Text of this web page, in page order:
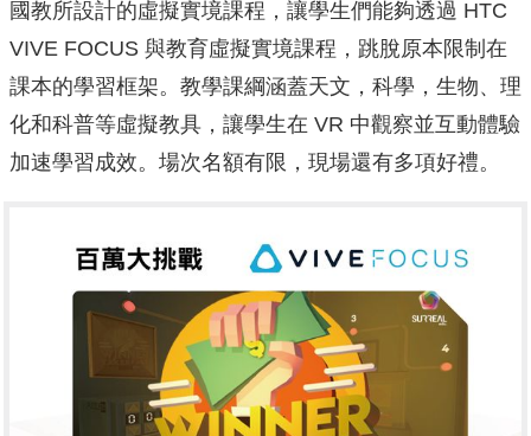
國教所設計的虛擬實境課程，讓學生們能夠透過 HTC
VIVE FOCUS 與教育虛擬實境課程，跳脫原本限制在
課本的學習框架。教學課綱涵蓋天文，科學，生物、理
化和科普等虛擬教具，讓學生在 VR 中觀察並互動體驗
加速學習成效。場次名額有限，現場還有多項好禮。